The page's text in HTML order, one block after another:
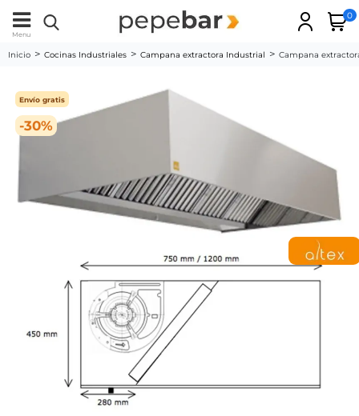
Menu
0
Inicio Cocinas Industriales Campana extractora Industrial Campana
-30%
Envío gratis